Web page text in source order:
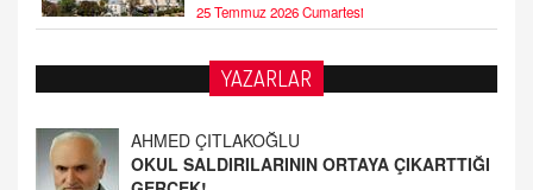
25 Temmuz 2026 Cumartesi
YAZARLAR
AHMED ÇITLAKOĞLU
GERÇEK!
21.4.2026 21:50